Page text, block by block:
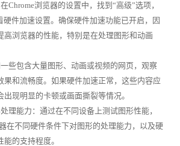
Chrome浏览器的设置中，找到“高级”选项，
硬件加速设置。确保硬件加速功能已开启，因
高浏览器的性能，特别是在处理图形和动画
些包含大量图形、动画或视频的网页，观察
果和流畅度。如果硬件加速正常，这些内容应
现明显的卡顿或画面撕裂等情况。
理能力：通过在不同设备上测试图形性能，
在不同硬件条件下对图形的处理能力，以及硬
的支持程度。